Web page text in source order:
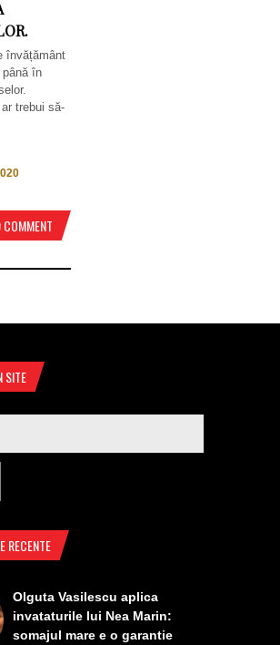
învățământ
în
trebui să-
COMMENT
SITE
RECENTE
Olguta Vasilescu aplica
invataturile lui Nea Marin:
somajul mare e o garantie